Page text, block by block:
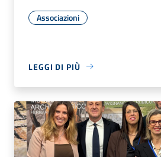
Associazioni
LEGGI DI PIÙ